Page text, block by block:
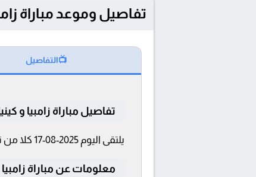
تفاصيل وموعد مباراة زامبيا و كينيا بتاريخ 2025-
📺التفاصيل
تفاصيل مباراة زامبيا و
يلتقى اليوم 2025-08-17 كلا من نادى زامبيا و كينيا فى بطولة كأس أمم إفريقيا للمحليين فى تمام الساعة 15:00 بتوقيت القاهرة و 15:00.
معلومات عن مباراة زامبيا و كينيا